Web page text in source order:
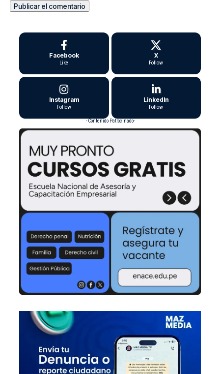
Facebook
Like
X
Follow
Instagram
Follow
LinkedIn
Follow
- Contenido Patrocinado-